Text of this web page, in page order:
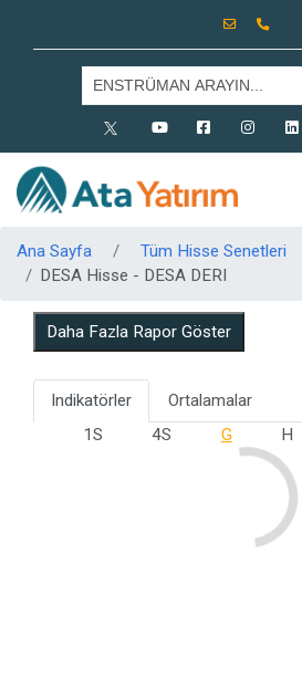
X Youtube Facebook
Ana Sayfa
Tüm Hisse Senetleri
DESA Hisse - DESA DERI
Daha Fazla Rapor Göster
Indikatörler
Ortalamalar
1S
4S G H